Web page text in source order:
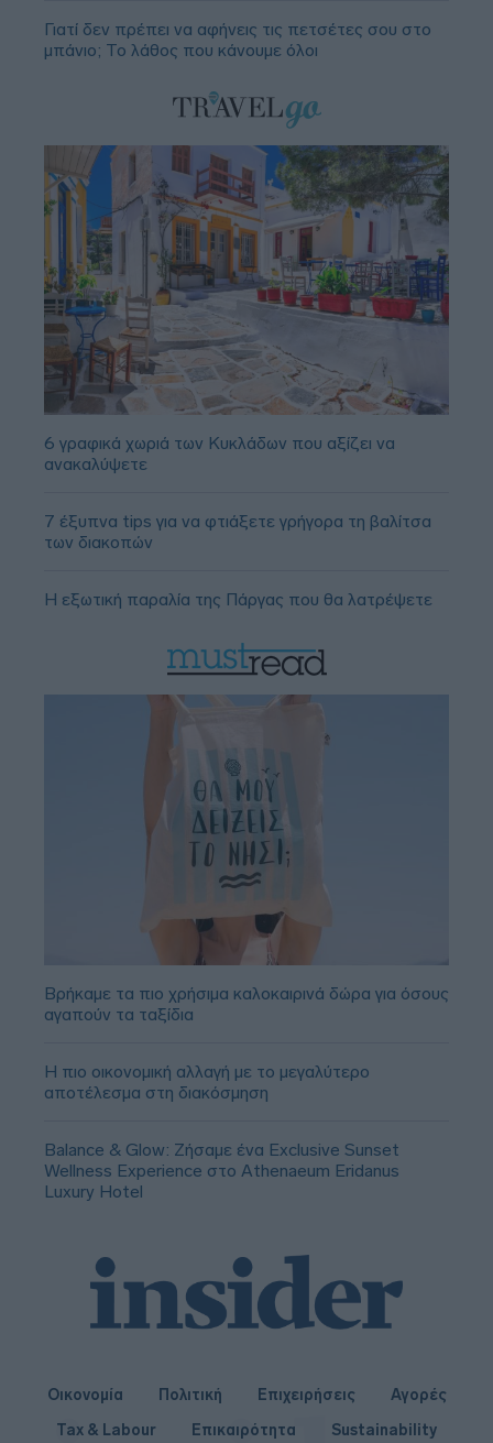
Γιατί δεν πρέπει να αφήνεις τις πετσέτες σου στο
μπάνιο; Το λάθος που κάνουμε όλοι
6 γραφικά χωριά των Κυκλάδων που αξίζει να
ανακαλύψετε
7 έξυπνα tips για να φτιάξετε γρήγορα τη βαλίτσα
των διακοπών
Η εξωτική παραλία της Πάργας που θα λατρέψετε
Βρήκαμε τα πιο χρήσιμα καλοκαιρινά δώρα για όσους
αγαπούν τα ταξίδια
Η πιο οικονομική αλλαγή με το μεγαλύτερο
αποτέλεσμα στη διακόσμηση
Balance & Glow: Ζήσαμε ένα Exclusive Sunset
Wellness Experience στο Athenaeum Eridanus
Luxury Hotel
Οικονομία Πολιτική Επιχειρήσεις
Αγορές
Tax & Labour
Επικαιρότητα Sustainability